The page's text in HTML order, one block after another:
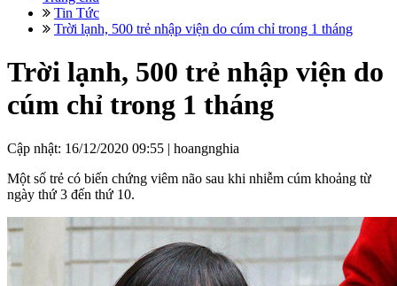
Tin Tức
Trời lạnh, 500 trẻ nhập viện do cúm chỉ trong 1 tháng
Trời lạnh, 500 trẻ nhập viện do
cúm chỉ trong 1 tháng
Cập nhật: 16/12/2020 09:55 | hoangnghia
Một số trẻ có biến chứng viêm não sau khi nhiễm cúm khoảng từ
ngày thứ 3 đến thứ 10.